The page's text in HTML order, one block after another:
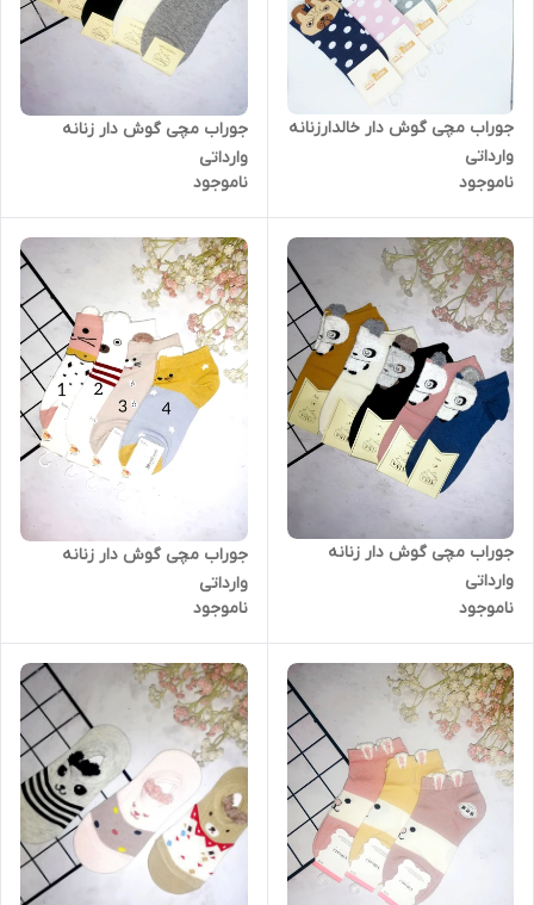
جوراب مچی گوش دار خالدارزنانه
وارداتی
ناموجود
جوراب مچی گوش دار زنانه
وارداتی
ناموجود
جوراب مچی گوش دار زنانه
وارداتی
ناموجود
جوراب مچی گوش دار زنانه
وارداتی
ناموجود